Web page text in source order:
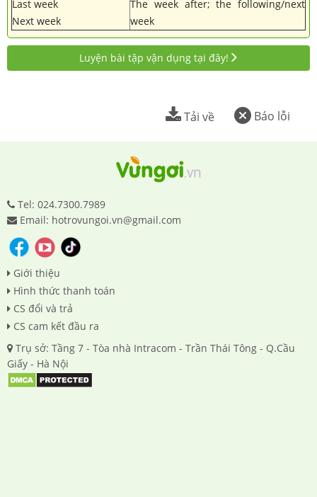
Last week
Next week
The week after; the following/next
week
Luyện bài tập vận dụng tại đây!
Báo lỗi
Tải về
Tel: 024.7300.7989
Email: hotrovungoi.vn@gmail.com
Giới thiệu
Hình thức thanh toán
CS đổi và trả
CS cam kết đầu ra
Trụ sở: Tầng 7 - Tòa nhà Intracom - Trần Thái Tông - Q.Cầu
Giấy - Hà Nội